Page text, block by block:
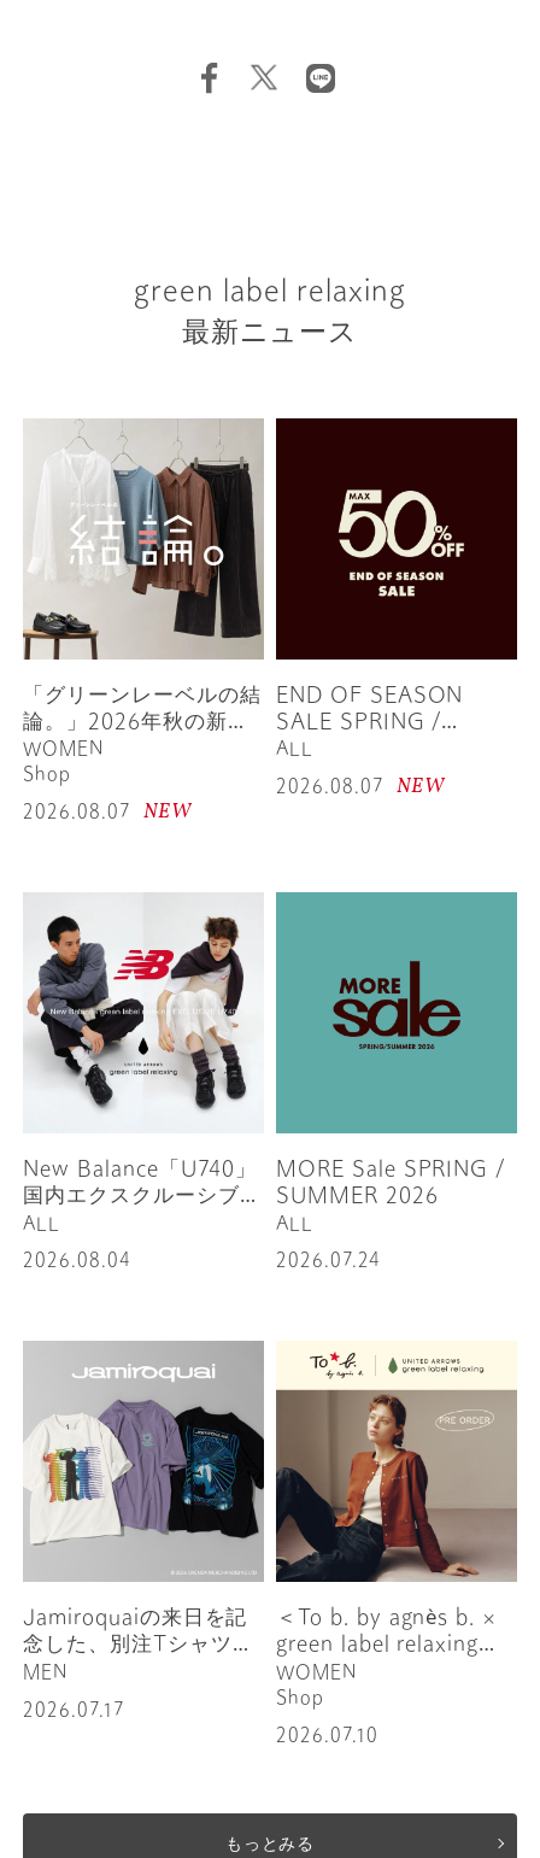
green label relaxing
最新ニュース
「グリーンレーベルの結
論。」2026年秋の新作
予約販売開始
WOMEN
Shop
2026.08.07 NEW
END OF SEASON
SALE SPRING /
SUMMER 2026
ALL
2026.08.07 NEW
New Balance「U740」
国内エクスクルーシブカ
ラーを発売
ALL
2026.08.04
MORE Sale SPRING /
SUMMER 2026
ALL
2026.07.24
Jamiroquaiの来日を記
念した、別注Tシャツコ
レクションが発売
MEN
2026.07.17
＜To b. by agnès b. ×
green label relaxing＞
コラボレーションアイテ
ム予約開始のお知らせ
WOMEN
Shop
2026.07.10
もっとみる